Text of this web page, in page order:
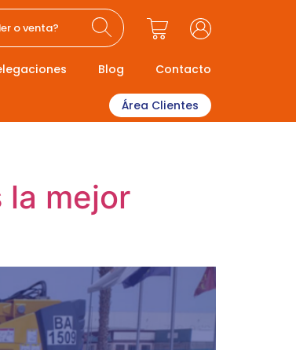
o venta?
Blog Contacto
Área Clientes
la mejor